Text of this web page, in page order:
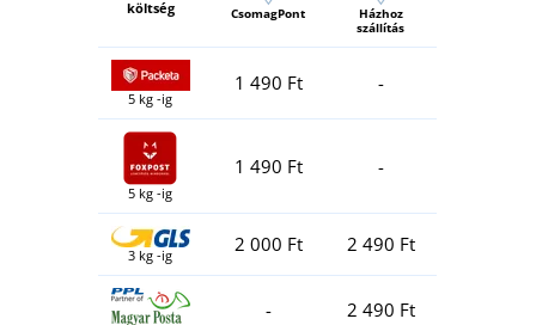
költség
CsomagPont
Házhoz
szállítás
5 kg -ig
1 490 Ft -
5 kg -ig
1 490 Ft -
3 kg -ig 2 000 Ft 2 490 Ft
- 2 490 Ft